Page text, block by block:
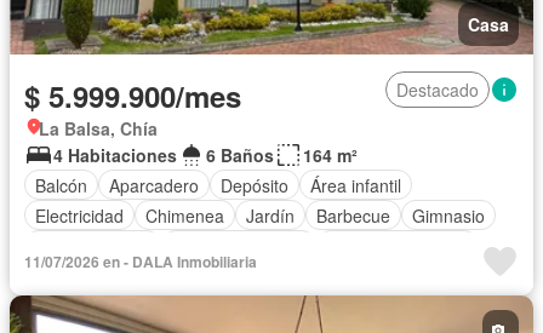
Casa
$ 5.999.900/mes
Destacado
La Balsa, Chía
4 Habitaciones
6 Baños
164 m²
Balcón
Aparcadero Depósito
Área infantil
Electricidad
Chimenea Jardín Barbecue
Gimnasio
Cuarto de servicio
Piscina
Patio
11/07/2026 en - DALA Inmobiliaria